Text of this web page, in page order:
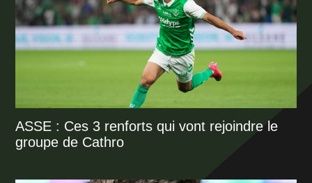
ASSE : Ces 3 renforts qui vont rejoindre le
groupe de Cathro